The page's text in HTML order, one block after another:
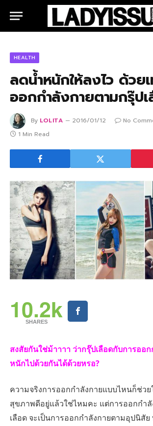
HEALTH
ลดน้ำหนักให้ลงไว ด้วย
ออกกำลังกายตามกรุ๊ป
By LOLITA 2016/01/12
No
1 Min Read
10.2k
SHARES
สงสัยกันใช่ม้าาาา ว่ากรุ๊ปเลือดกับการออ
หนักไปด้วยกันได้ด้วยหรอ?
ความจริงการออกกำลังกายแบบไหนก็ช่วย
สุขภาพดีอยู่แล้วใช่ไหมคะ แต่การออกกำ
เลือด จะเป็นการออกกำลังกายตามอุปนิสั